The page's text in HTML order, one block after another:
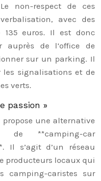
non-respect de ces
avec des
135 euros. Il est donc
auprès de l’office de
sur un parking. Il
signalisations et de
verts.
passion »
propose une alternative
de **camping-car
Il s’agit d’un réseau
producteurs locaux qui
camping-caristes sur